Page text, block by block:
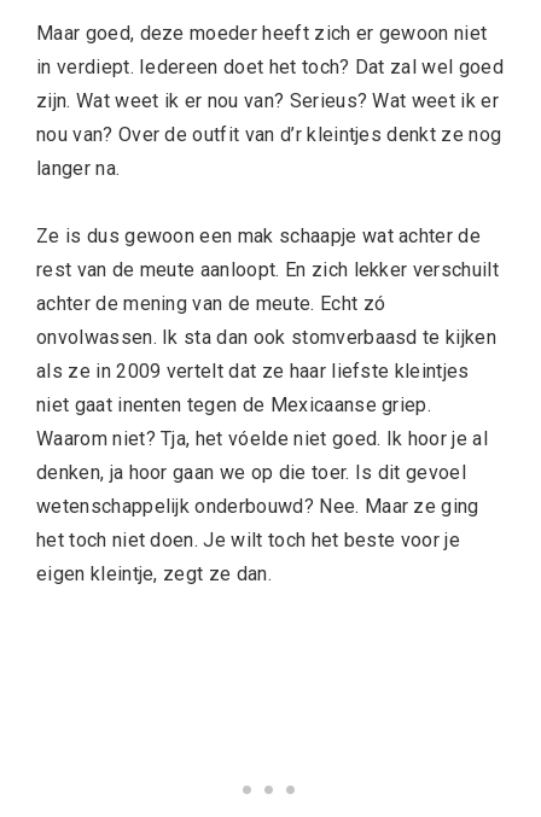
Maar goed, deze moeder heeft zich er gewoon niet
in verdiept. Iedereen doet het toch? Dat zal wel goed
zijn. Wat weet ik er nou van? Serieus? Wat weet ik er
nou van? Over de outfit van d’r kleintjes denkt ze nog
langer na.
Ze is dus gewoon een mak schaapje wat achter de
rest van de meute aanloopt. En zich lekker verschuilt
achter de mening van de meute. Echt zó
onvolwassen. Ik sta dan ook stomverbaasd te kijken
als ze in 2009 vertelt dat ze haar liefste kleintjes
niet gaat inenten tegen de Mexicaanse griep.
Waarom niet? Tja, het vóelde niet goed. Ik hoor je al
denken, ja hoor gaan we op die toer. Is dit gevoel
wetenschappelijk onderbouwd? Nee. Maar ze ging
het toch niet doen. Je wilt toch het beste voor je
eigen kleintje, zegt ze dan.